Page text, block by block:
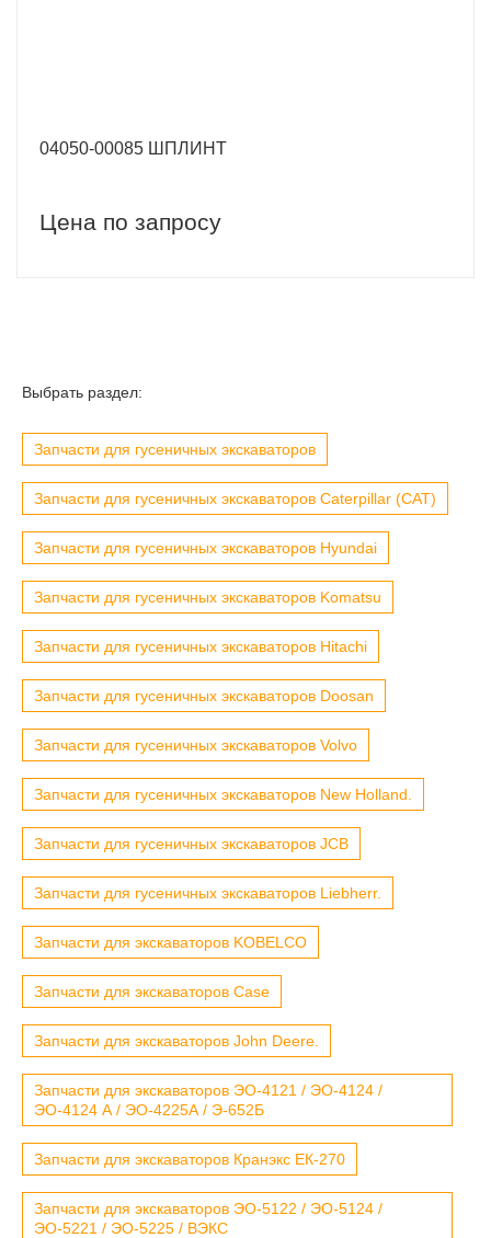
04050-00085 ШПЛИНТ
Цена по запросу
Выбрать раздел:
Запчасти для гусеничных экскаваторов
Запчасти для гусеничных экскаваторов Caterpillar (CAT)
Запчасти для гусеничных экскаваторов Hyundai
Запчасти для гусеничных экскаваторов Komatsu
Запчасти для гусеничных экскаваторов Hitachi
Запчасти для гусеничных экскаваторов Doosan
Запчасти для гусеничных экскаваторов Volvo
Запчасти для гусеничных экскаваторов New Holland.
Запчасти для гусеничных экскаваторов JCB
Запчасти для гусеничных экскаваторов Liebherr.
Запчасти для экскаваторов KOBELCO
Запчасти для экскаваторов Case
Запчасти для экскаваторов John Deere.
Запчасти для экскаваторов ЭО-4121 / ЭО-4124 /
ЭО-4124 А / ЭО-4225А / Э-652Б
Запчасти для экскаваторов Кранэкс ЕК-270
Запчасти для экскаваторов ЭО-5122 / ЭО-5124 /
ЭО-5221 / ЭО-5225 / ВЭКС